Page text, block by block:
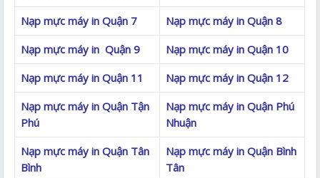
Nạp mực máy in Quận 7
Nạp mực máy in Quận 8
Nạp mực máy in Quận 9
Nạp mực máy in Quận 10
Nạp mực máy in Quận 11
Nạp mực máy in Quận 12
Nạp mực máy in Quận Tận
Phú
Nạp mực máy in Quận Phú
Nhuận
Nạp mực máy in Quận Tân
Bình
Nạp mực máy in Quận Bình
Tân